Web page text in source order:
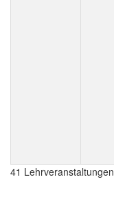
41 Lehrveranstaltungen